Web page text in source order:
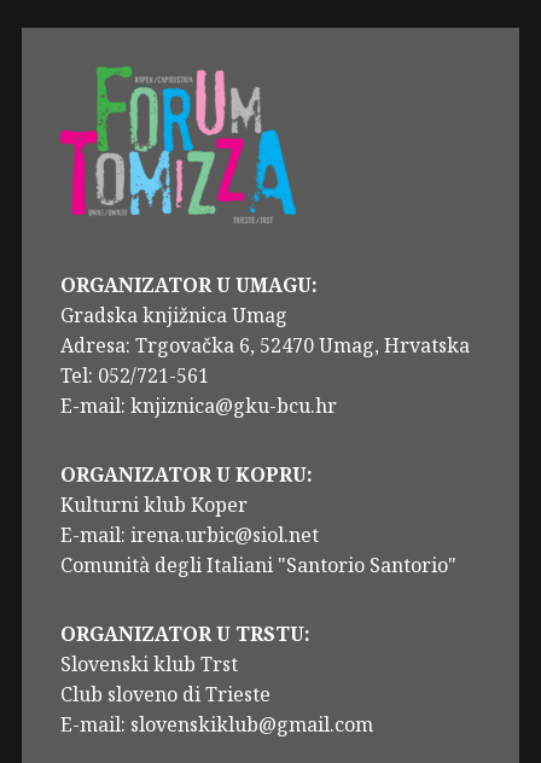
ORGANIZATOR U UMAGU:
Gradska knjižnica Umag
Adresa: Trgovačka 6, 52470 Umag, Hrvatska
Tel: 052/721-561
E-mail: knjiznica@gku-bcu.hr
ORGANIZATOR U KOPRU:
Kulturni klub Koper
E-mail: irena.urbic@siol.net
Comunità degli Italiani "Santorio Santorio"
ORGANIZATOR U TRSTU:
Slovenski klub Trst
Club sloveno di Trieste
E-mail: slovenskiklub@gmail.com